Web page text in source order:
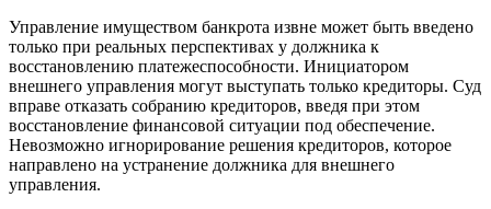
Управление имуществом банкрота извне может быть введено
только при реальных перспективах у должника к
восстановлению платежеспособности. Инициатором
внешнего управления могут выступать только кредиторы. Суд
вправе отказать собранию кредиторов, введя при этом
восстановление финансовой ситуации под обеспечение.
Невозможно игнорирование решения кредиторов, которое
направлено на устранение должника для внешнего
управления.